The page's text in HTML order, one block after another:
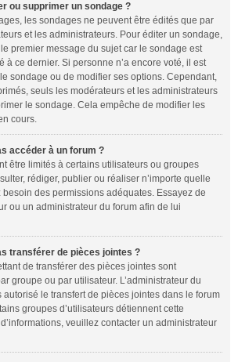
ou supprimer un sondage ?
les sondages ne peuvent être édités que par
et les administrateurs. Pour éditer un sondage,
premier message du sujet car le sondage est
à ce dernier. Si personne n’a encore voté, il est
sondage ou de modifier ses options. Cependant,
seuls les modérateurs et les administrateurs
le sondage. Cela empêche de modifier les
cours.
accéder à un forum ?
être limités à certains utilisateurs ou groupes
rédiger, publier ou réaliser n’importe quelle
des permissions adéquates. Essayez de
ou un administrateur du forum afin de lui
transférer de pièces jointes ?
de transférer des pièces jointes sont
groupe ou par utilisateur. L’administrateur du
autorisé le transfert de pièces jointes dans le forum
groupes d’utilisateurs détiennent cette
veuillez contacter un administrateur